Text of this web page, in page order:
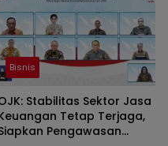
Bisnis
Stabilitas Sektor Jasa
Tetap Terjaga,
Pengawasan